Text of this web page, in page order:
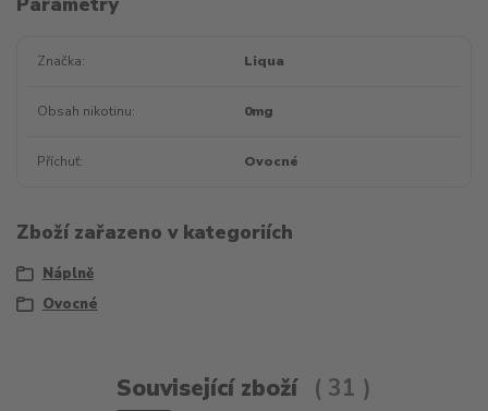
Značka Liqua
Obsah nikotinu 0mg
Příchuť Ovocné
Zboží zařazeno v kategoriích
Náplně
Ovocné
Související zboží 31